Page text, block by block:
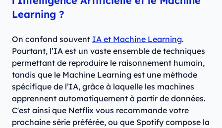
Learning ?
On confond souvent IA et Machine Learning.
Pourtant, l’IA est un vaste ensemble de techniques
permettant de reproduire le raisonnement humain,
tandis que le Machine Learning est une méthode
spécifique de l’IA, grâce à laquelle les machines
apprennent automatiquement à partir de données.
C'est ainsi que Netflix vous recommande votre
prochaine série préférée, ou que Spotify compose la